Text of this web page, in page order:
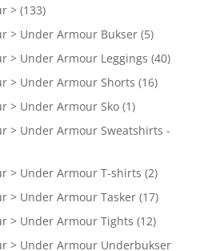
> (133)
> Under Armour Bukser (5)
> Under Armour Leggings (40)
> Under Armour Shorts (16)
> Under Armour Sko (1)
> Under Armour Sweatshirts -
> Under Armour T-shirts (2)
> Under Armour Tasker (17)
> Under Armour Tights (12)
> Under Armour Underbukser